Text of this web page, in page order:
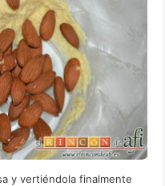
y vertiéndola finalmente